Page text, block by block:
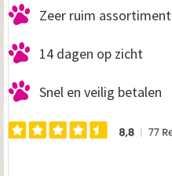
Zeer ruim assortiment
14 dagen op zicht
Snel en veilig betalen